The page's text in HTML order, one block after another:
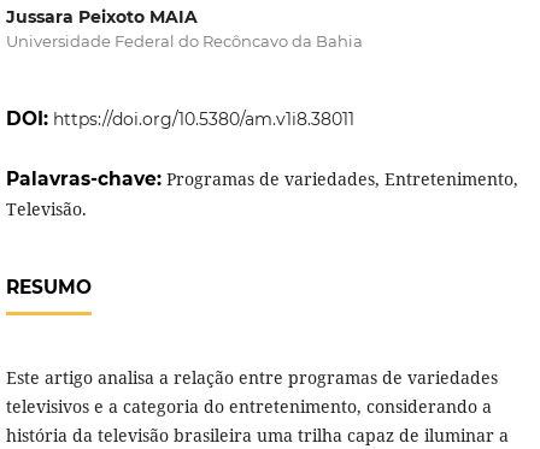
Jussara Peixoto MAIA
Universidade Federal do Recôncavo da Bahia
DOI: https://doi.org/10.5380/am.v1i8.38011
Palavras-chave: Programas de variedades, Entretenimento,
Televisão.
RESUMO
Este artigo analisa a relação entre programas de variedades
televisivos e a categoria do entretenimento, considerando a
história da televisão brasileira uma trilha capaz de iluminar a